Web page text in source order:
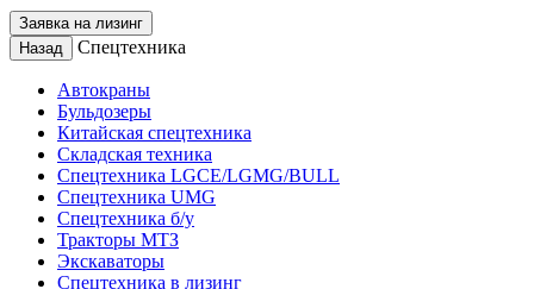
Заявка на лизинг
Назад
Спецтехника
Автокраны
Бульдозеры
Китайская спецтехника
Складская техника
Спецтехника LGCE/LGMG/BULL
Спецтехника UMG
Спецтехника б/у
Тракторы МТЗ
Экскаваторы
Спецтехника в лизинг